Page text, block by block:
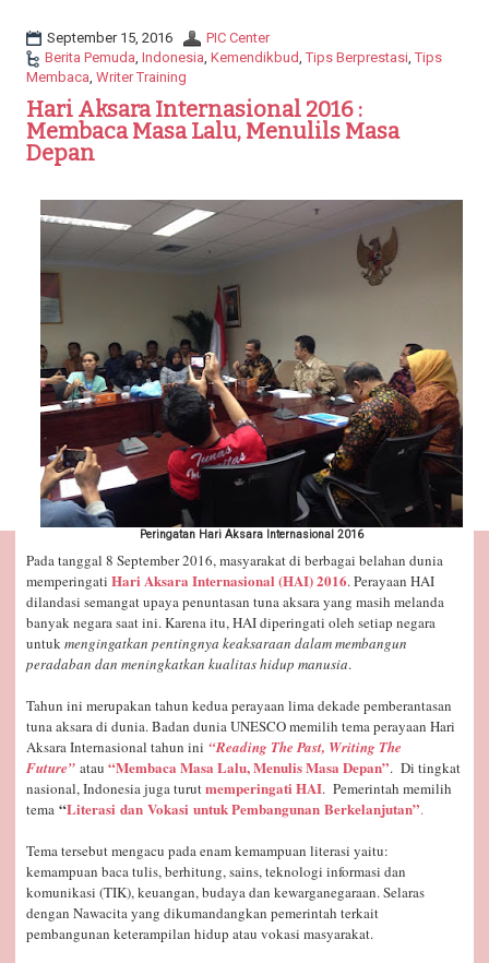
t
i
September 15, 2016
PIC Center
Berita Pemuda, Indonesia, Kemendikbud,Tips Berprestasi,Tips
Membaca, Writer Training
Hari Aksara Internasional 2016 :
Membaca Masa Lalu, Menulils Masa
Depan
Peringatan Hari Aksara Internasional 2016
Pada tanggal 8 September 2016, masyarakat di berbagai belahan dunia
memperingati Hari Aksara Internasional (HAI) 2016. Perayaan HAI
dilandasi semangat upaya penuntasan tuna aksara yang masih melanda
banyak negara saat ini. Karena itu, HAI diperingati oleh setiap negara
untukmengingatkan pentingnya keaksaraan dalam membangun
peradaban dan meningkatkan kualitas hidup manusia.
Tahun ini merupakan tahun kedua perayaan lima dekade pemberantasan
tuna aksara di dunia. Badan dunia UNESCO memilih tema perayaan Hari
Aksara Internasional tahun ini “Reading The Past, Writing The
Future” atau “Membaca Masa Lalu, Menulis Masa Depan”. Di tingkat
nasional, Indonesia juga turutmemperingati HAI. Pemerintah memilih
tema “Literasi dan Vokasi untuk Pembangunan Berkelanjutan”.
Tema tersebut mengacu pada enam kemampuan literasi yaitu:
kemampuan baca tulis, berhitung, sains, teknologi informasi dan
komunikasi (TIK), keuangan, budaya dan kewarganegaraan. Selaras
dengan Nawacita yang dikumandangkan pemerintah terkait
pembangunan keterampilan hidup atau vokasi masyarakat.